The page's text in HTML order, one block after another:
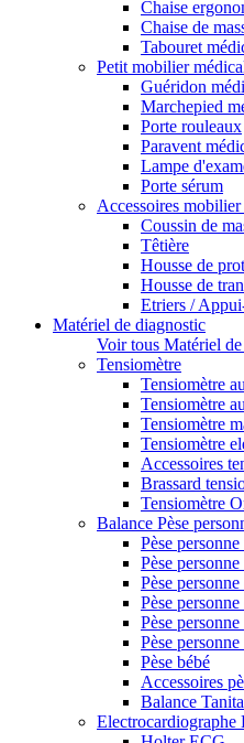
Chaise
Chaise de
Tabouret
Petit mobilier
Guéridon
Marchepied
Porte rouleaux
Paravent
Lampe
Porte sérum
Accessoires
Coussin de
Têtière
Housse de
Housse de
Etriers /
Matériel de diagnostic
Voir tous Matériel
Tensiomètre
Tensiomètre
Tensiomètre
Tensiomètre
Tensiomètre
Accessoires
Brassard
Tensiomètre
Balance Pèse
Pèse
Pèse
Pèse
Pèse
Pèse
Pèse
Pèse bébé
Accessoires
Balance Tanita
Electrocardiographe